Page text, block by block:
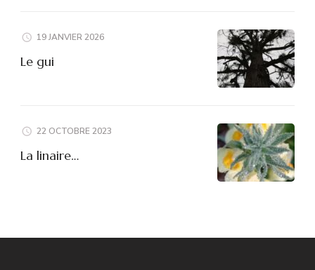
19 JANVIER 2026
Le gui
22 OCTOBRE 2023
La linaire…